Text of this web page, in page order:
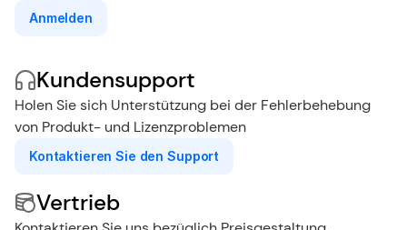
Anmelden
Kundensupport
Holen Sie sich Unterstützung bei der Fehlerbehebung
von Produkt- und Lizenzproblemen
Kontaktieren Sie den Support
Vertrieb